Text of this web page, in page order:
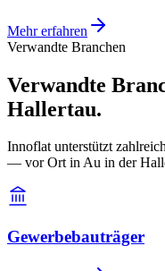
Mehr erfahren
Verwandte Branchen
Verwandte
Hallertau.
Innoflat unterstützt
— vor Ort in Au in der
Gewerbebauträger